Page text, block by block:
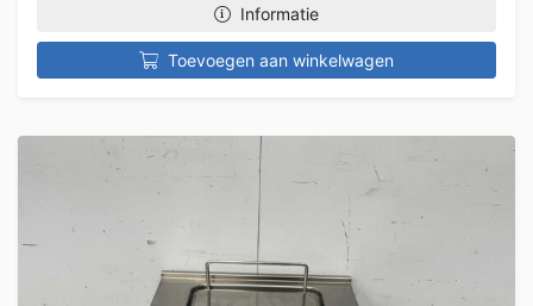
Informatie
Toevoegen aan winkelwagen